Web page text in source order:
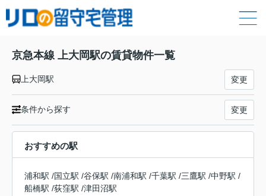
京急本線 上大岡駅の賃貸物件一覧
上大岡駅 変更
条件から探す 変更
おすすめの駅
浦和駅 /国立駅 /谷保駅 /南浦和駅 /千葉駅 /三鷹駅 /中野駅 /
船橋駅 /荻窪駅 /津田沼駅